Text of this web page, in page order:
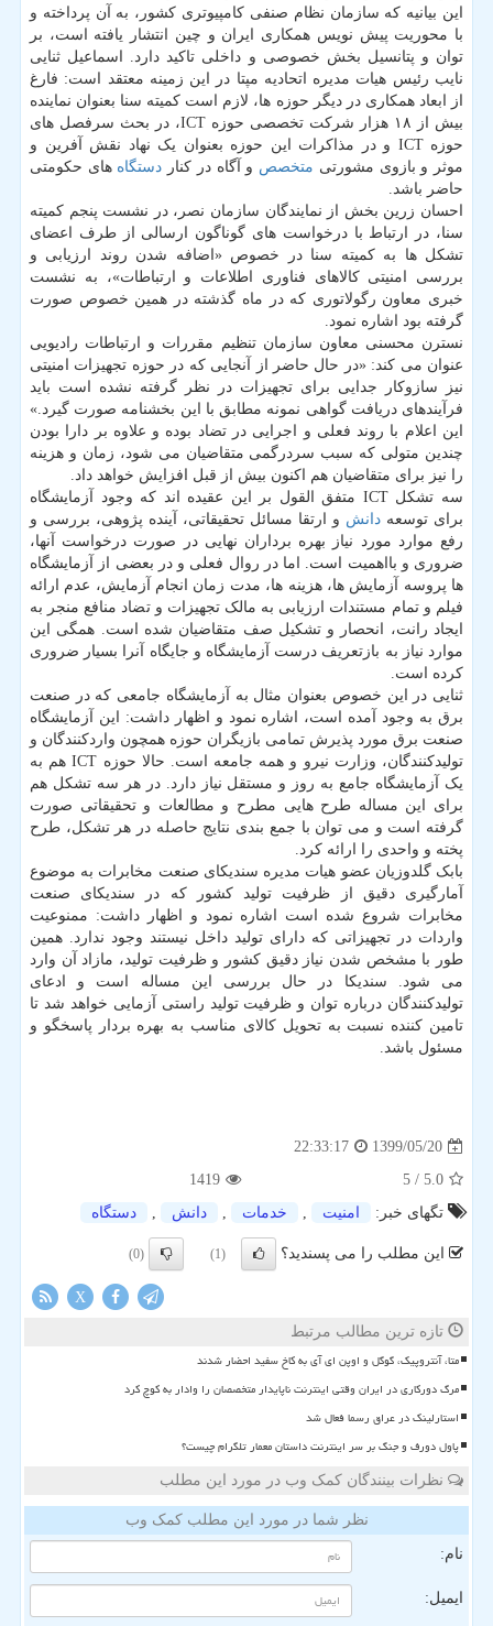
این بیانیه که سازمان نظام صنفی کامپیوتری کشور، به آن پرداخته و
با محوریت پیش نویس همکاری ایران و چین انتشار یافته است، بر
توان و پتانسیل بخش خصوصی و داخلی تاکید دارد. اسماعیل ثنایی
نایب رئیس هیات مدیره اتحادیه مپتا در این زمینه معتقد است: فارغ
از ابعاد همکاری در دیگر حوزه ها، لازم است کمیته سنا بعنوان نماینده
بیش از ۱۸ هزار شرکت تخصصی حوزه ICT، در بحث سرفصل های
حوزه ICT و در مذاکرات این حوزه بعنوان یک نهاد نقش آفرین و
موثر و بازوی مشورتی متخصص و آگاه در کنار دستگاه های حکومتی
حاضر باشد.
احسان زرین بخش از نمایندگان سازمان نصر، در نشست پنجم کمیته
سنا، در ارتباط با درخواست های گوناگون ارسالی از طرف اعضای
تشکل ها به کمیته سنا در خصوص «اضافه شدن روند ارزیابی و
بررسی امنیتی کالاهای فناوری اطلاعات و ارتباطات»، به نشست
خبری معاون رگولاتوری که در ماه گذشته در همین خصوص صورت
گرفته بود اشاره نمود.
نسترن محسنی معاون سازمان تنظیم مقررات و ارتباطات رادیویی
عنوان می کند: «در حال حاضر از آنجایی که در حوزه تجهیزات امنیتی
نیز سازوکار جدایی برای تجهیزات در نظر گرفته نشده است باید
فرآیندهای دریافت گواهی نمونه مطابق با این بخشنامه صورت گیرد.»
این اعلام با روند فعلی و اجرایی در تضاد بوده و علاوه بر دارا بودن
چندین متولی که سبب سردرگمی متقاضیان می شود، زمان و هزینه
را نیز برای متقاضیان هم اکنون بیش از قبل افزایش خواهد داد.
سه تشکل ICT متفق القول بر این عقیده اند که وجود آزمایشگاه
برای توسعه دانش و ارتقا مسائل تحقیقاتی، آینده پژوهی، بررسی و
رفع موارد مورد نیاز بهره برداران نهایی در صورت درخواست آنها،
ضروری و بااهمیت است. اما در روال فعلی و در بعضی از آزمایشگاه
ها پروسه آزمایش ها، هزینه ها، مدت زمان انجام آزمایش، عدم ارائه
فیلم و تمام مستندات ارزیابی به مالک تجهیزات و تضاد منافع منجر به
ایجاد رانت، انحصار و تشکیل صف متقاضیان شده است. همگی این
موارد نیاز به بازتعریف درست آزمایشگاه و جایگاه آنرا بسیار ضروری
کرده است.
ثنایی در این خصوص بعنوان مثال به آزمایشگاه جامعی که در صنعت
برق به وجود آمده است، اشاره نمود و اظهار داشت: این آزمایشگاه
صنعت برق مورد پذیرش تمامی بازیگران حوزه همچون واردکنندگان و
تولیدکنندگان، وزارت نیرو و همه جامعه است. حالا حوزه ICT هم به
یک آزمایشگاه جامع به روز و مستقل نیاز دارد. در هر سه تشکل هم
برای این مساله طرح هایی مطرح و مطالعات و تحقیقاتی صورت
گرفته است و می توان با جمع بندی نتایج حاصله در هر تشکل، طرح
پخته و واحدی را ارائه کرد.
بابک گلدوزیان عضو هیات مدیره سندیکای صنعت مخابرات به موضوع
آمارگیری دقیق از ظرفیت تولید کشور که در سندیکای صنعت
مخابرات شروع شده است اشاره نمود و اظهار داشت: ممنوعیت
واردات در تجهیزاتی که دارای تولید داخل نیستند وجود ندارد. همین
طور با مشخص شدن نیاز دقیق کشور و ظرفیت تولید، مازاد آن وارد
می شود. سندیکا در حال بررسی این مساله است و ادعای
تولیدکنندگان درباره توان و ظرفیت تولید راستی آزمایی خواهد شد تا
تامین کننده نسبت به تحویل کالای مناسب به بهره بردار پاسخگو و
مسئول باشد.
1399/05/20
22:33:17
5.0
/ 5
1419
تگهای خبر:
امنیت , خدمات , دانش , دستگاه
این مطلب را می پسندید؟ (1)
(0)
X
تازه ترین مطالب مرتبط
متا، آنتروپیک، گوگل و اوپن ای آی به کاخ سفید احضار شدند
مرگ دورکاری در ایران وقتی اینترنت ناپایدار متخصصان را وادار به کوچ کرد
استارلینک در عراق رسما فعال شد
پاول دورف و جنگ بر سر اینترنت داستان معمار تلگرام چیست؟
نظرات بینندگان کمک وب در مورد این مطلب
نظر شما در مورد این مطلب کمک وب
نام:
ایمیل: